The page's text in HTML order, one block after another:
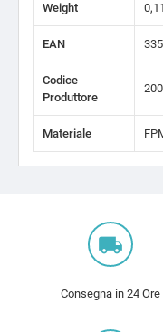
Weight
EAN
Codice
Produttore
Materiale
local_shipping
Consegna in 24 Ore